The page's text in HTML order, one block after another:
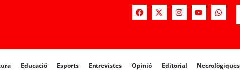
Educació Esports Entrevistes Opinió Editorial Necrològiques
Opinió Editorial Necrològiques